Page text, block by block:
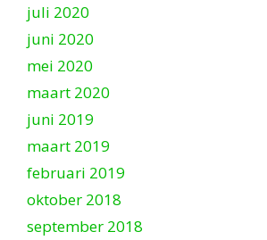
juli 2020
juni 2020
mei 2020
maart 2020
juni 2019
maart 2019
februari 2019
oktober 2018
september 2018